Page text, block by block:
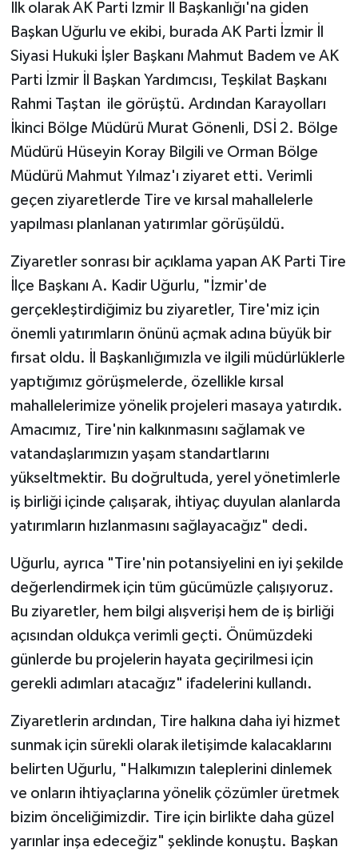
İlk olarak AK Parti İzmir İl Başkanlığı'na giden
Başkan Uğurlu ve ekibi, burada AK Parti İzmir İl
Siyasi Hukuki İşler Başkanı Mahmut Badem ve AK
Parti İzmir İl Başkan Yardımcısı, Teşkilat Başkanı
Rahmi Taştan ile görüştü. Ardından Karayolları
İkinci Bölge Müdürü Murat Gönenli, DSİ 2. Bölge
Müdürü Hüseyin Koray Bilgili ve Orman Bölge
Müdürü Mahmut Yılmaz'ı ziyaret etti. Verimli
geçen ziyaretlerde Tire ve kırsal mahallelerle
yapılması planlanan yatırımlar görüşüldü.
Ziyaretler sonrası bir açıklama yapan AK Parti Tire
İlçe Başkanı A. Kadir Uğurlu, "İzmir'de
gerçekleştirdiğimiz bu ziyaretler, Tire'miz için
önemli yatırımların önünü açmak adına büyük bir
fırsat oldu. İl Başkanlığımızla ve ilgili müdürlüklerle
yaptığımız görüşmelerde, özellikle kırsal
mahallelerimize yönelik projeleri masaya yatırdık.
Amacımız, Tire'nin kalkınmasını sağlamak ve
vatandaşlarımızın yaşam standartlarını
yükseltmektir. Bu doğrultuda, yerel yönetimlerle
iş birliği içinde çalışarak, ihtiyaç duyulan alanlarda
yatırımların hızlanmasını sağlayacağız" dedi.
Uğurlu, ayrıca "Tire'nin potansiyelini en iyi şekilde
değerlendirmek için tüm gücümüzle çalışıyoruz.
Bu ziyaretler, hem bilgi alışverişi hem de iş birliği
açısından oldukça verimli geçti. Önümüzdeki
günlerde bu projelerin hayata geçirilmesi için
gerekli adımları atacağız" ifadelerini kullandı.
Ziyaretlerin ardından, Tire halkına daha iyi hizmet
sunmak için sürekli olarak iletişimde kalacaklarını
belirten Uğurlu, "Halkımızın taleplerini dinlemek
ve onların ihtiyaçlarına yönelik çözümler üretmek
bizim önceliğimizdir. Tire için birlikte daha güzel
yarınlar inşa edeceğiz" şeklinde konuştu. Başkan